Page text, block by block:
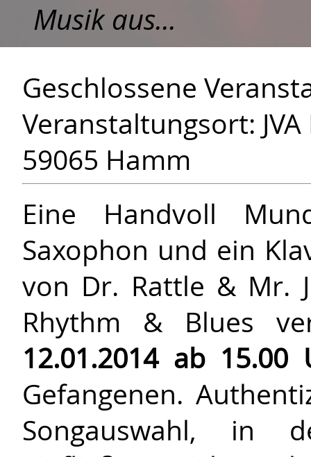
Musik aus...
Geschlossene
Veranstaltungsort:
59065 Hamm
Eine Handvoll
Saxophon und ein
von Dr. Rattle & Mr.
Rhythm & Blues
12.01.2014 ab 15.00
Gefangenen.
Songauswahl, in